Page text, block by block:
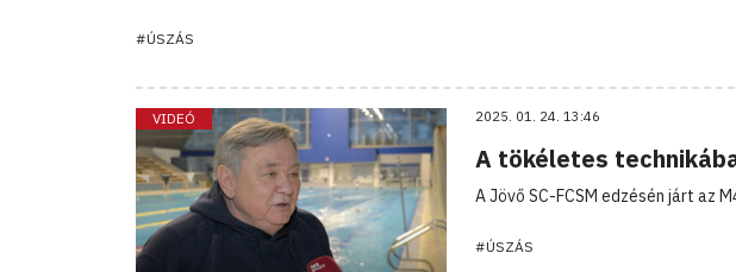
#ÚSZÁS
VIDEÓ 2025. 01. 24. 13:46
A tökéletes
A Jövő SC-FCSM edzésén járt az
#ÚSZÁS